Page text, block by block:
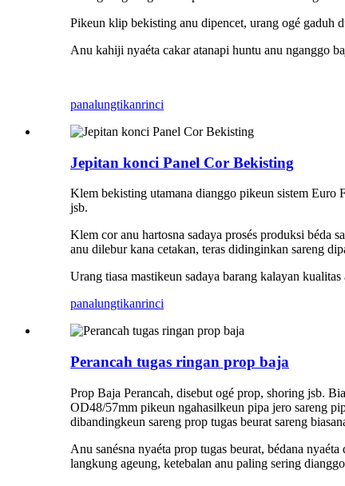
Pikeun klip bekisting anu dipencet, urang ogé gaduh
Anu kahiji nyaéta cakar atanapi huntu anu nganggo
panalungtikanrinci
Jepitan konci Panel Cor Bekisting
Klem bekisting utamana dianggo pikeun sistem Euro
jsb.
Klem cor anu hartosna sadaya prosés produksi béda
anu dilebur kana cetakan, teras didinginkan sareng
Urang tiasa mastikeun sadaya barang kalayan kualitas
panalungtikanrinci
Perancah tugas ringan prop baja
Prop Baja Perancah, disebut ogé prop, shoring jsb.
OD48/57mm pikeun ngahasilkeun pipa jero sareng
dibandingkeun sareng prop tugas beurat sareng
Anu sanésna nyaéta prop tugas beurat, bédana
langkung ageung, ketebalan anu paling sering